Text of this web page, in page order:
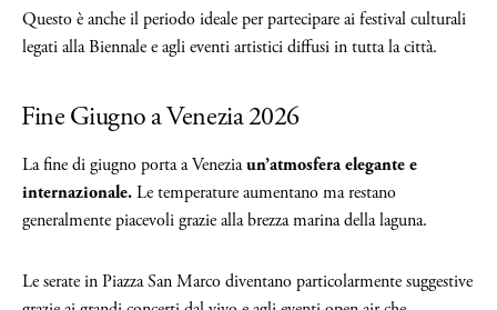
Questo è anche il periodo ideale per partecipare ai festival culturali
legati alla Biennale e agli eventi artistici diffusi in tutta la città.
Fine Giugno a Venezia 2026
La fine di giugno porta a Veneziaun’atmosfera elegante e
internazionale.Le temperature aumentano ma restano
generalmente piacevoli grazie alla brezza marina della laguna.
Le serate in Piazza San Marco diventano particolarmente suggestive